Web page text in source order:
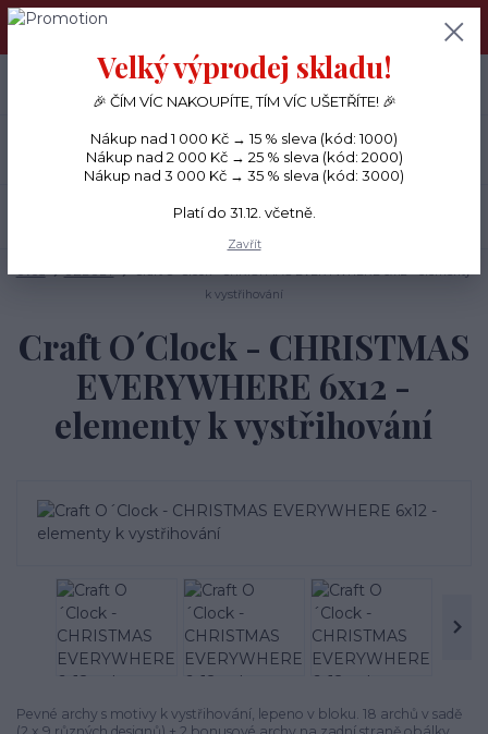
PŘÁNÍČKA a PAPÍROVÉ DÁRKY odesílám každý den, KREATIVNÍ
Menu
CZK
+420 734 380 930
(Po-Ne, 8-20 hod.)
k vystřihování
Craft O´Clock - CHRISTMAS
EVERYWHERE 6x12 -
elementy k vystřihování
Pevné archy s motivy k vystřihování, lepeno v bloku. 18 archů v sadě
(2 x 9 různých designů) + 2 bonusové archy na zadní straně obálky.
Velký výprodej skladu!
🎉 ČÍM VÍC NAKOUPÍTE, TÍM VÍC UŠETŘÍTE! 🎉
Nákup nad 1 000 Kč → 15 % sleva (kód: 1000)
Nákup nad 2 000 Kč → 25 % sleva (kód: 2000)
Nákup nad 3 000 Kč → 35 % sleva (kód: 3000)
Platí do 31.12. včetně.
Zavřít